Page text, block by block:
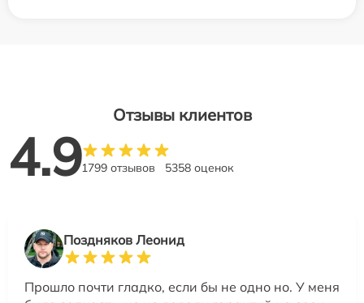
Отзывы клиентов
4.91799 отзывов 5358 оценок
Поздняков Леонид
Прошло почти гладко, если бы не одно но. У меня